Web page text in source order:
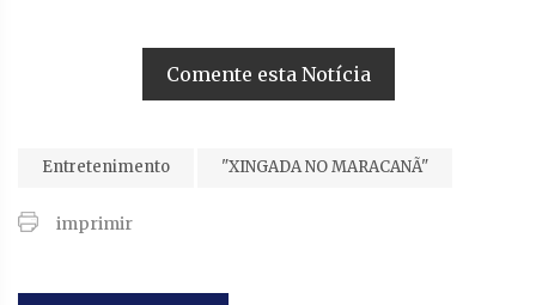
Comente esta Notícia
Entretenimento "XINGADA NO MARACANÃ"
imprimir